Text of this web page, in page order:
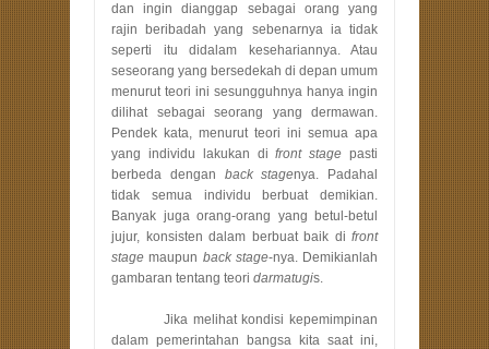
dan ingin dianggap sebagai orang yang
rajin beribadah yang sebenarnya ia tidak
seperti itu didalam kesehariannya. Atau
seseorang yang bersedekah di depan umum
menurut teori ini sesungguhnya hanya ingin
dilihat sebagai seorang yang dermawan.
Pendek kata, menurut teori ini semua apa
yang individu lakukan difront stage pasti
berbeda dengan back stagenya. Padahal
tidak semua individu berbuat demikian.
Banyak juga orang-orang yang betul-betul
jujur, konsisten dalam berbuat baik di front
stage maupun back stage-nya. Demikianlah
gambaran tentang teori darmatugis.
Jika melihat kondisi kepemimpinan
dalam pemerintahan bangsa kita saat ini,